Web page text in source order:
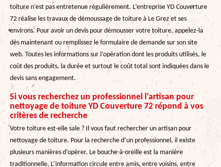
toiture n’est pas entretenue régulièrement. L’entreprise YD Couverture
72 réalise les travaux de démoussage de toiture à Le Grez et ses
environs. Pour avoir un devis pour démousser votre toiture, appelez-la
dès maintenant ou remplissez le formulaire de demande sur son site
web. Toutes les informations sur l’opération dont les produits utilisés, le
coût des produits, la durée et surtout le coût total sont indiquées dans le
devis sans engagement.
Si vous recherchez un professionnel l’artisan pour
nettoyage de toiture YD Couverture 72 répond à vos
critères de recherche
Votre toiture est-elle sale ? Il vous faut rechercher un artisan pour
nettoyage de toiture. Pour la recherche d’un professionnel, il existe
plusieurs manières d’opérer. Le bouche-à-oreille est la manière
traditionnelle. L’information circule entre amis, entre voisins, entre